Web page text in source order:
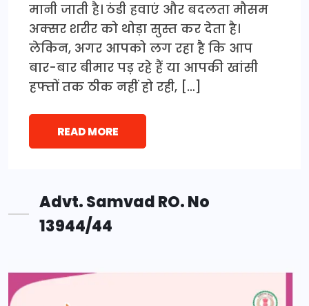
मानी जाती है। ठंडी हवाएं और बदलता मौसम
अक्सर शरीर को थोड़ा सुस्त कर देता है।
लेकिन, अगर आपको लग रहा है कि आप
बार-बार बीमार पड़ रहे हैं या आपकी खांसी
हफ्तों तक ठीक नहीं हो रही, […]
READ MORE
Advt. Samvad RO. No
13944/44